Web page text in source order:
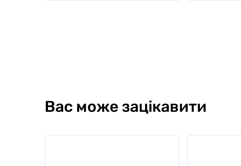
Вас може зацікавити